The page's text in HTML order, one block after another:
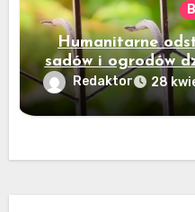
Humanitarne
sadów i ogrodów
Redaktor 28